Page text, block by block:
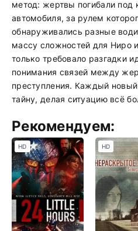
метод: жертвы погибали под
автомобиля, за рулем
обнаруживались разные
массу сложностей для Ниро
только требовало разгадки
понимания связей между
преступления. Каждый новый
тайну, делая ситуацию всё
Рекомендуем:
HD HD